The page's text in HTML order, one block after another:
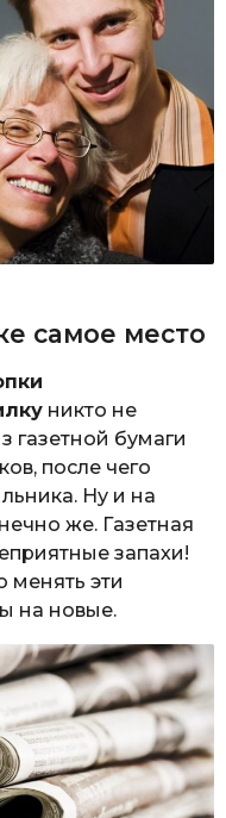
самое место
никто не
газетной бумаги
после чего
Ну и на
же. Газетная
запахи!
менять эти
на новые.